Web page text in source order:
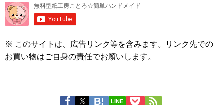
※ このサイトは、広告リンク等を含みます。リンク先での
お買い物はご自身の責任でお願いします。
LINE